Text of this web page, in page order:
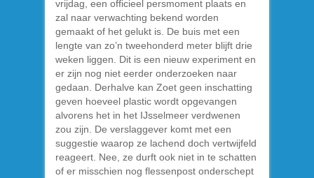
vrijdag, een officieel persmoment plaats en
zal naar verwachting bekend worden
gemaakt of het gelukt is. De buis met een
lengte van zo’n tweehonderd meter blijft drie
weken liggen. Dit is een nieuw experiment en
er zijn nog niet eerder onderzoeken naar
gedaan. Derhalve kan Zoet geen inschatting
geven hoeveel plastic wordt opgevangen
alvorens het in het IJsselmeer verdwenen
zou zijn. De verslaggever komt met een
suggestie waarop ze lachend doch vertwijfeld
reageert. Nee, ze durft ook niet in te schatten
of er misschien nog flessenpost onderschept